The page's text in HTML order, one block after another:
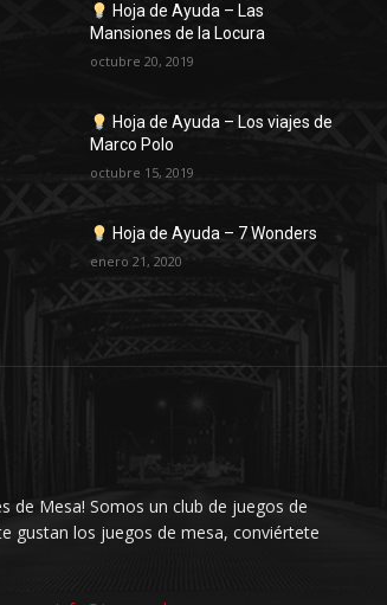
Hoja de Ayuda – Las
Mansiones de la Locura
octubre 20, 2019
Hoja de Ayuda – Los viajes de
Marco Polo
octubre 15, 2019
Hoja de Ayuda – 7 Wonders
enero 21, 2020
de Mesa! Somos un club de juegos de
gustan los juegos de mesa, conviértete